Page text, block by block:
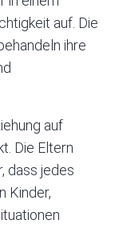
auf. Die
ihre
auf
Die Eltern
dass jedes
Kinder,